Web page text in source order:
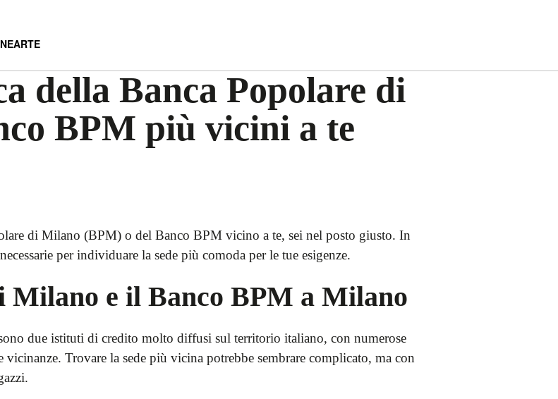
ARTE
della Banca Popolare di
BPM più vicini a te
di Milano (BPM) o del Banco BPM vicino a te, sei nel posto giusto. In
per individuare la sede più comoda per le tue esigenze.
Milano e il Banco BPM a Milano
due istituti di credito molto diffusi sul territorio italiano, con numerose
Trovare la sede più vicina potrebbe sembrare complicato, ma con